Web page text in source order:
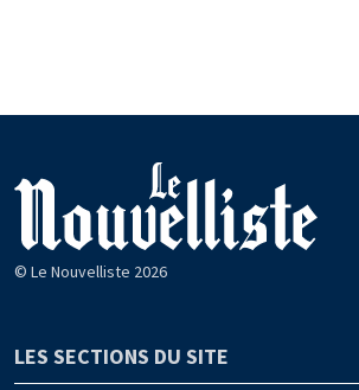
© Le Nouvelliste 2026
LES SECTIONS DU SITE